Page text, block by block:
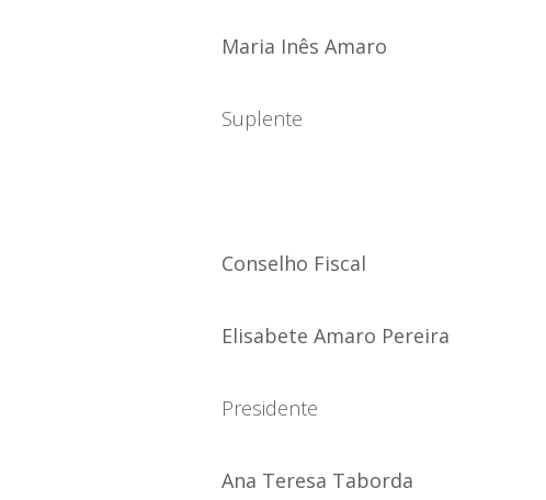
Maria Inês Amaro
Suplente
Conselho Fiscal
Elisabete Amaro Pereira
Presidente
Ana Teresa Taborda